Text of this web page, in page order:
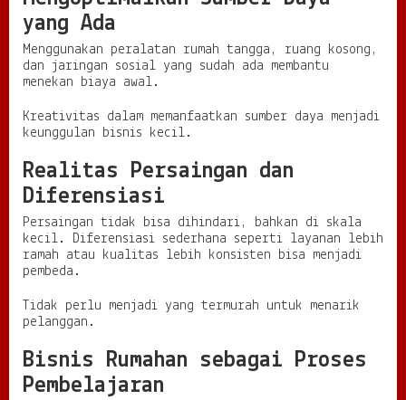
yang Ada
Menggunakan peralatan rumah tangga, ruang kosong,
dan jaringan sosial yang sudah ada membantu
menekan biaya awal.
Kreativitas dalam memanfaatkan sumber daya menjadi
keunggulan bisnis kecil.
Realitas Persaingan dan
Diferensiasi
Persaingan tidak bisa dihindari, bahkan di skala
kecil. Diferensiasi sederhana seperti layanan lebih
ramah atau kualitas lebih konsisten bisa menjadi
pembeda.
Tidak perlu menjadi yang termurah untuk menarik
pelanggan.
Bisnis Rumahan sebagai Proses
Pembelajaran